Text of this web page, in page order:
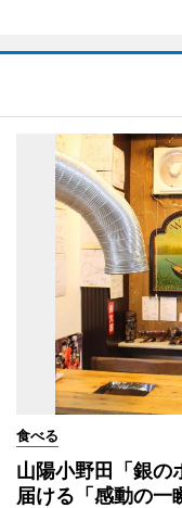
食べる
山陽小野田「銀
届ける「感動の一